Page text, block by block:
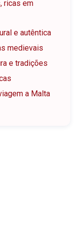
ricas em
e autêntica
medievais
e tradições
a Malta